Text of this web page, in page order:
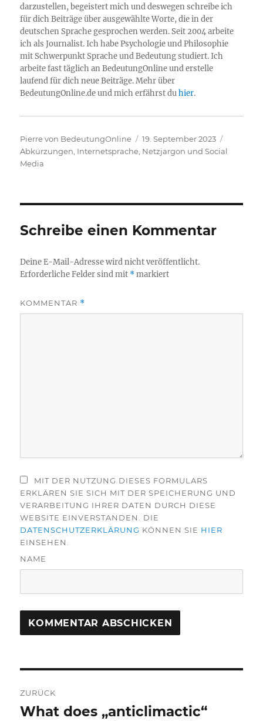
darzustellen, begeistert mich und deswegen schreibe ich
für dich Beiträge über ausgewählte Worte, die in der
deutschen Sprache gesprochen werden. Seit 2004 arbeite
ich als Journalist. Ich habe Psychologie und Philosophie
mit Schwerpunkt Sprache und Bedeutung studiert. Ich
arbeite fast täglich an BedeutungOnline und erstelle
laufend für dich neue Beiträge. Mehr über
BedeutungOnline.de und mich erfährst duhier.
Autor
Pierre von BedeutungOnline
Veröffentlicht
am
19. September 2023
Abkürzungen Internetsprache, Netzjargon und Social
Media
Schreibe einen Kommentar
Deine E-Mail-Adresse wird nicht veröffentlicht.
Erforderliche Felder sind mit *markiert
KOMMENTAR *
MIT DER NUTZUNG DIESES FORMULARS
ERKLÄREN SIE SICH MIT DER SPEICHERUNG UND
VERARBEITUNG IHRER DATEN DURCH DIESE
WEBSITE EINVERSTANDEN. DIE
DATENSCHUTZERKLÄRUNG KÖNNEN SIE HIER
EINSEHEN.
NAME
ZURÜCK
Vorheriger
What does „anticlimactic“